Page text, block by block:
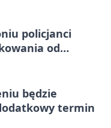
policjanci
od
będzie
termin